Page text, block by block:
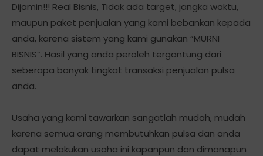
Dijamin!!! Real Bisnis, Tidak ada target, jangka waktu,
maupun paket penjualan yang kami bebankan kepada
anda, karena sistem yang kami gunakan “MURNI
BISNIS”. Hasil yang anda peroleh tergantung dari
seberapa banyak tingkat transaksi penjualan pulsa
anda.
Usaha yang kami tawarkan sangatlah mudah, mudah
karena semua orang membutuhkan pulsa dan anda
dapat melakukan usaha ini kapanpun dan dimanapun